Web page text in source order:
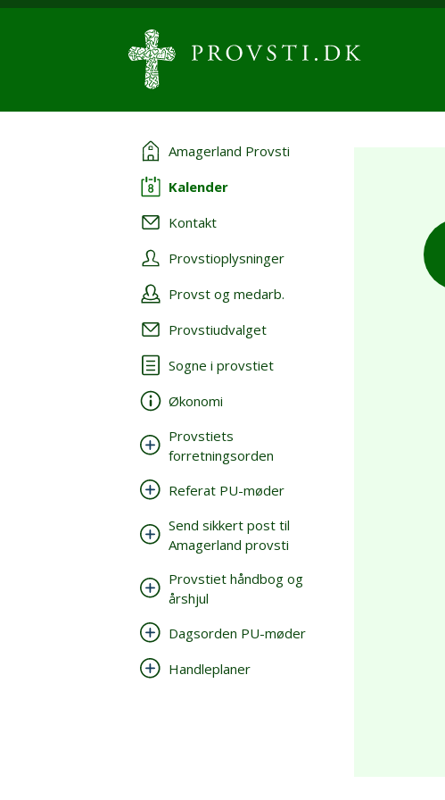
Amagerland Provsti
Kalender
Kontakt
Provstioplysninger
Provst og medarb.
Provstiudvalget
Sogne i provstiet
Økonomi
Provstiets
forretningsorden
Referat PU-møder
Send sikkert post til
Amagerland provsti
Provstiet håndbog og
årshjul
Dagsorden PU-møder
Handleplaner